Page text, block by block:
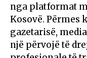
nga platformat
Kosovë. Përmes
gazetarisë,
një përvojë të